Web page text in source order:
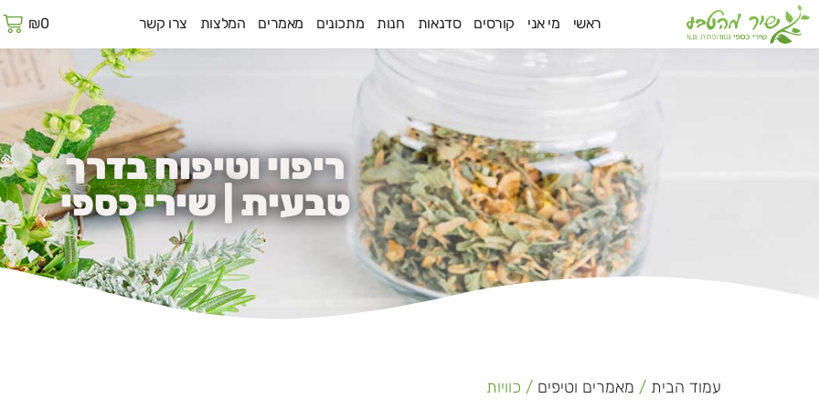
דילוג
לתוכן
ראשי מי אני קורסים סדנאות חנות מתכונים מאמרים המלצות צרו קשר ₪0
ריפוי וטיפוח בדרך
טבעית | שירי כספי
עמוד הבית / מאמרים וטיפים / כוויות